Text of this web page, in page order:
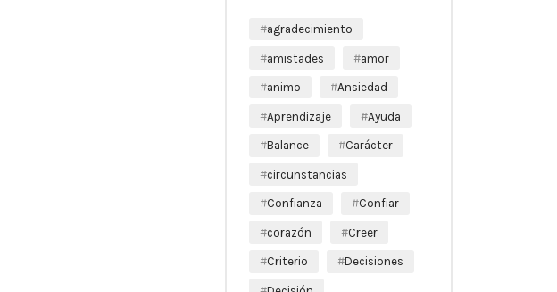
agradecimiento
amistades amor
animo Ansiedad
Aprendizaje Ayuda
Balance Carácter
circunstancias
Confianza Confiar
corazón Creer
Criterio Decisiones